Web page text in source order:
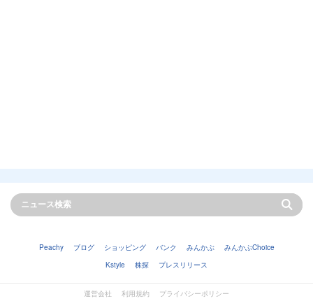
Peachy ブログ ショッピング バンク みんかぶ
みんかぶChoice
Kstyle
株探 プレスリリース
運営会社 利用規約
プライバシーポリシー